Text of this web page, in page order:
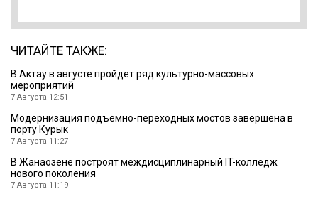
ЧИТАЙТЕ ТАКЖЕ:
В Актау в августе пройдет ряд культурно-массовых
мероприятий
7 Августа 12:51
Модернизация подъемно-переходных мостов завершена в
порту Курык
7 Августа 11:27
В Жанаозене построят междисциплинарный IT-колледж
нового поколения
7 Августа 11:19